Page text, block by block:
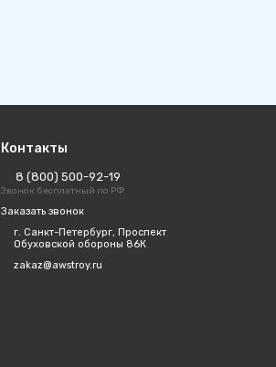
Контакты
8 (800) 500-92-19
Звонок бесплатный по РФ
Заказать звонок
г. Санкт-Петербург, Проспект
Обуховской обороны 86К
zakaz@awstroy.ru